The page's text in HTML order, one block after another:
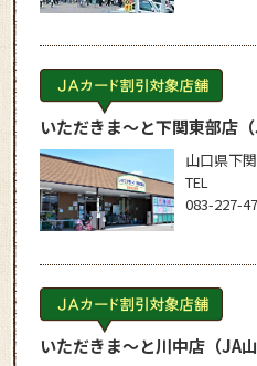
いただきま～と下関東部店（
山口県下
TEL
083-227-
いただきま～と川中店（JA山